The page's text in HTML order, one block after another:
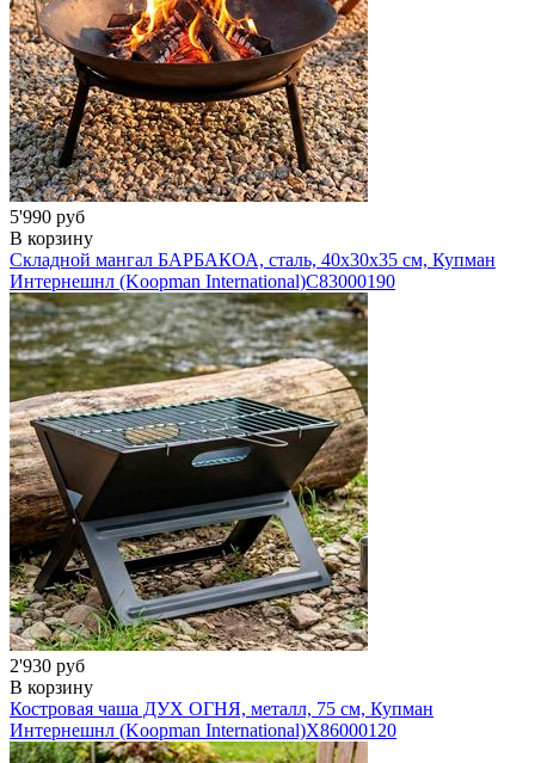
5'990 руб
В корзину
Складной мангал БАРБАКОА, сталь, 40х30х35 см, Купман
Интернешнл (Koopman International)C83000190
2'930 руб
В корзину
Костровая чаша ДУХ ОГНЯ, металл, 75 см, Купман
Интернешнл (Koopman International)X86000120